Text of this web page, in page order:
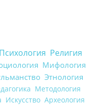
Психология Религия
Мифология
Этнология
Методология
Искусство Археология